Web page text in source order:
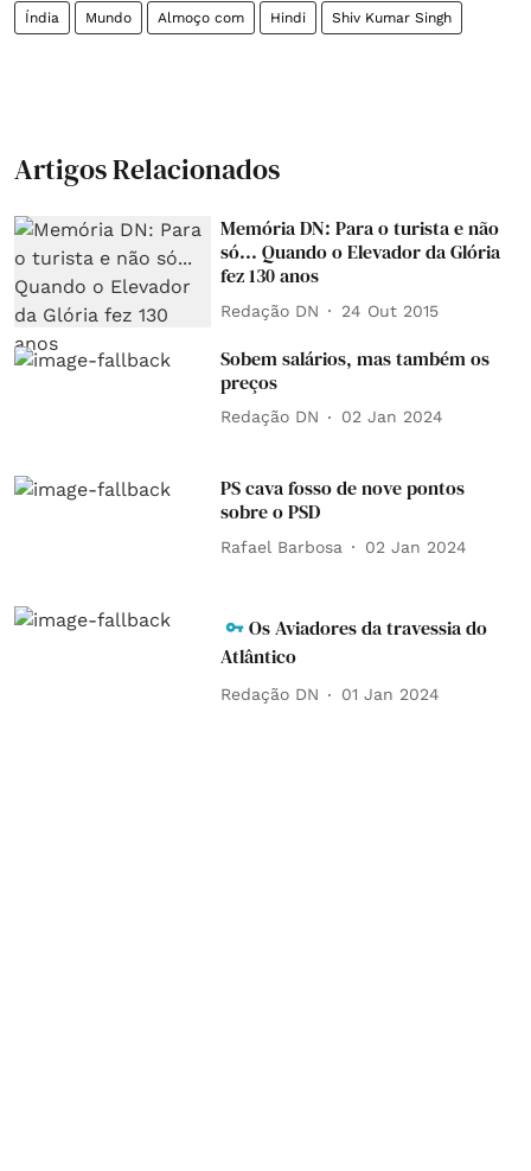
Índia Mundo Almoço com Hindi Shiv Kumar Singh
Artigos Relacionados
Memória DN: Para o turista e não
só... Quando o Elevador da Glória
fez 130 anos
Redação DN 24 Out 2015
Sobem salários, mas também os
preços
Redação DN 02 Jan 2024
PS cava fosso de nove pontos
sobre o PSD
Rafael Barbosa 02 Jan 2024
Os Aviadores da travessia do
Atlântico
Redação DN 01 Jan 2024